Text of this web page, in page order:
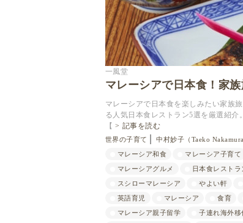
一風堂
マレーシアで日本食！家
マレーシアで日本食を楽しみたい家族
る人気日本食レストラン5選を厳選紹
【
記事を読む
世界の子育て
中村妙子（Taeko Nakamura
マレーシア和食
マレーシア子育て
マレーシアグルメ
日本食レストラ
スシローマレーシア
やよい軒
英語育児
マレーシア 食育
マレーシア親子留学
子連れ海外移